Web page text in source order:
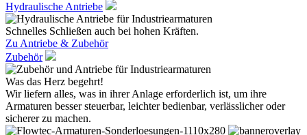
Hydraulische Antriebe
Schnelles Schließen auch bei hohen Kräften.
Zu Antriebe & Zubehör
Zubehör
Was das Herz begehrt!
Wir liefern alles, was in ihrer Anlage erforderlich ist, um ihre
Armaturen besser steuerbar, leichter bedienbar, verlässlicher oder
sicherer zu machen.